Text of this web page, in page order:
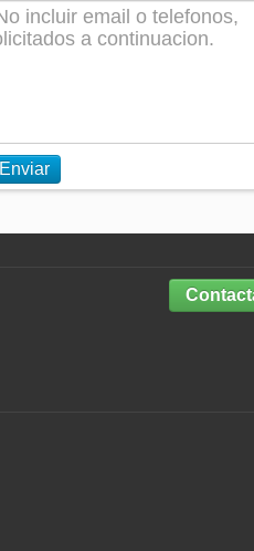
Enviar